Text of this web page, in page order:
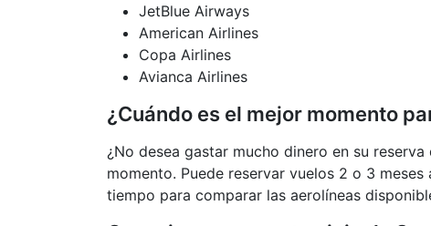
JetBlue Airways
American Airlines
Copa Airlines
Avianca Airlines
¿Cuándo es el mejor momento
¿No desea gastar mucho dinero en su
momento. Puede reservar vuelos 2 o 3
tiempo para comparar las aerolíneas